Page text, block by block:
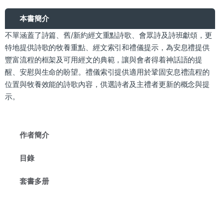
本書簡介
作者簡介
目錄
套書多册
不單涵蓋了詩篇、舊/新約經文重點詩歌、會眾詩及詩班獻頌，更
特地提供詩歌的牧養重點、經文索引和禮儀提示，為安息禮提供
豐富流程的框架及可用經文的典範，讓與會者得着神話語的提
醒、安慰與生命的盼望。禮儀索引提供適用於鞏固安息禮流程的
位置與牧養效能的詩歌內容，供選詩者及主禮者更新的概念與提
示。